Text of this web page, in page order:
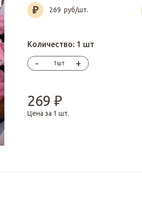
269 руб/шт.
Количество: 1 шт
- шт +
269₽
Цена за 1 шт.